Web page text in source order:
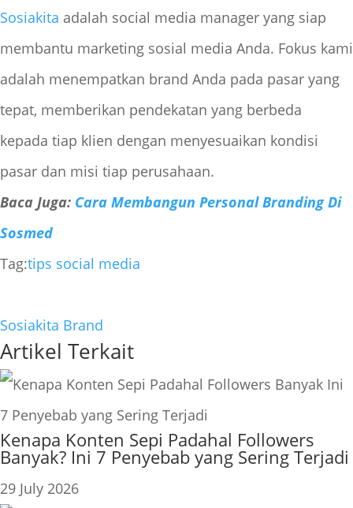
Sosiakita adalah social media manager yang siap
membantu marketing sosial media Anda. Fokus kami
adalah menempatkan brand Anda pada pasar yang
tepat, memberikan pendekatan yang berbeda
kepada tiap klien dengan menyesuaikan kondisi
pasar dan misi tiap perusahaan.
Baca Juga: Cara Membangun Personal Branding Di
Sosmed
Tag:tips social media
Sosiakita Brand
Artikel Terkait
Kenapa Konten Sepi Padahal Followers
Banyak? Ini 7 Penyebab yang Sering Terjadi
29 July 2026